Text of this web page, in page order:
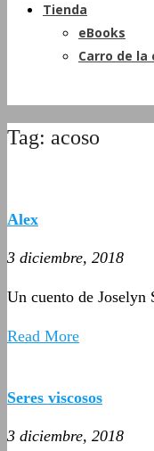
Tienda
eBooks
Carro de la
Tag: acoso
Alex
3 diciembre, 2018
Un cuento de Joselyn
Read More
Seres viscosos
3 diciembre, 2018